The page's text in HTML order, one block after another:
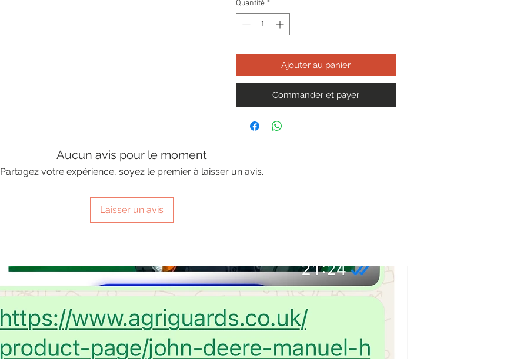
Quantité *
Ajouter au panier
Commander et payer
Aucun avis pour le moment
Partagez votre expérience, soyez le premier à laisser un avis.
Laisser un avis